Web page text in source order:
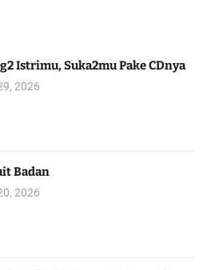
Istrimu, Suka2mu Pake CDnya
2026
Badan
2026